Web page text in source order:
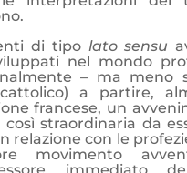
di tipo lato sensu
nel mondo
– ma meno
a partire,
francese, un
straordinaria da
relazione con le
movimento